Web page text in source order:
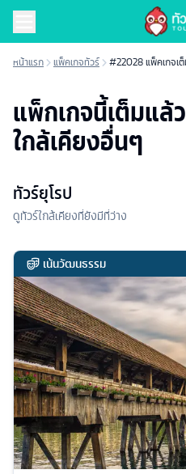
หน้าแรก แพ็คเกจทัวร์ #22028 แพ็คเกจเ
แพ็กเกจนี้เต็มแล้
ใกล้เคียงอื่นๆ
ทัวร์ยุโรป
ดูทัวร์ใกล้เคียงที่ยังมีที่ว่าง
เน้นวัฒนธรรม